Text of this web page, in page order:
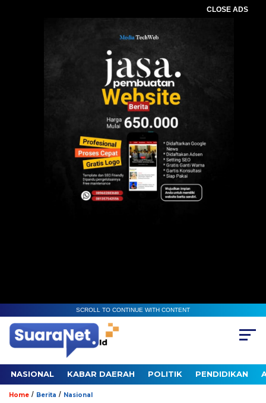
CLOSE ADS
SCROLL TO CONTINUE WITH CONTENT
NASIONAL KABAR DAERAH POLITIK PENDIDIKAN
Home / Berita / Nasional